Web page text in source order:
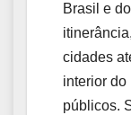
Brasil e
cidades
interior do
públicos.